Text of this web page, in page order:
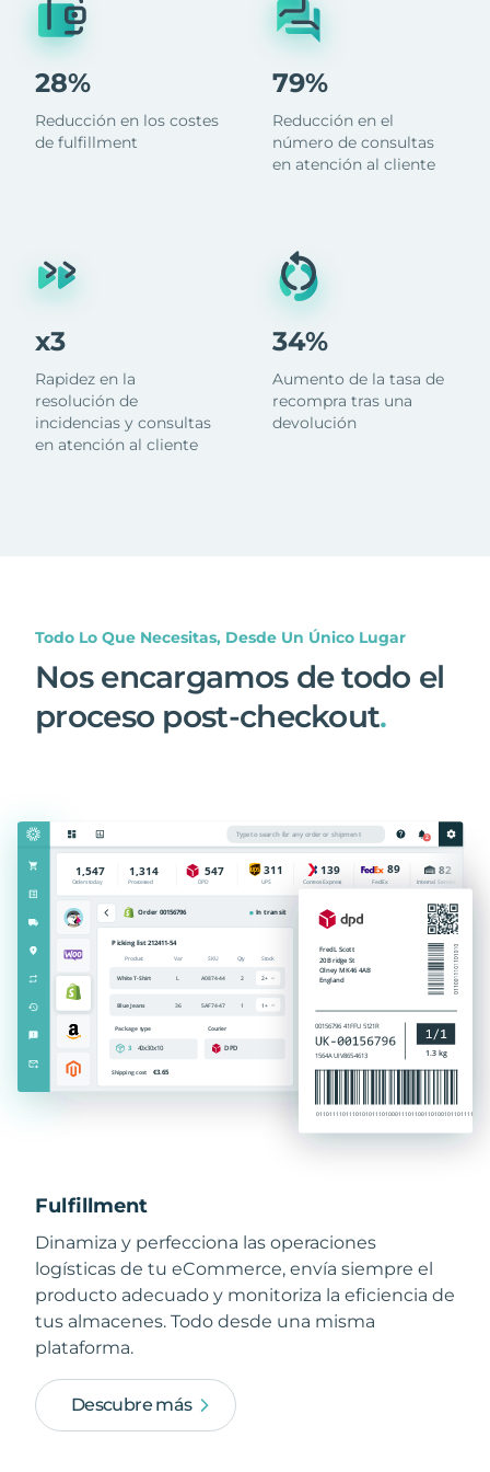
28%
Reducción en los costes
de fulfillment
x3
Rapidez en la
resolución de
incidencias y consultas
en atención al cliente
79%
Reducción en el
número de consultas
en atención al cliente
34%
Aumento de la tasa de
recompra tras una
devolución
Todo Lo Que Necesitas, Desde Un Único Lugar
Nos encargamos de todo el
proceso post-checkout.
Fulfillment
Dinamiza y perfecciona las operaciones
logísticas de tu eCommerce, envía siempre el
producto adecuado y monitoriza la eficiencia de
tus almacenes. Todo desde una misma
plataforma.
Descubre más